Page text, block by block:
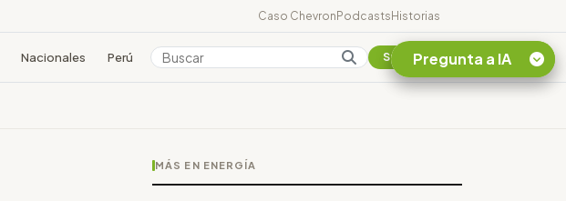
Caso ChevronPodcastsHistorias
Nacionales Perú Colombia Suscribirse
MÁS EN ENERGÍA
Pregunta a IA